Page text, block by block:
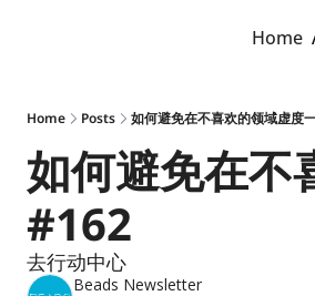
Home
Home Posts 如何避免在不喜欢的领域虚度
如何避免在
#162
去行动中心
Beads Newsletter